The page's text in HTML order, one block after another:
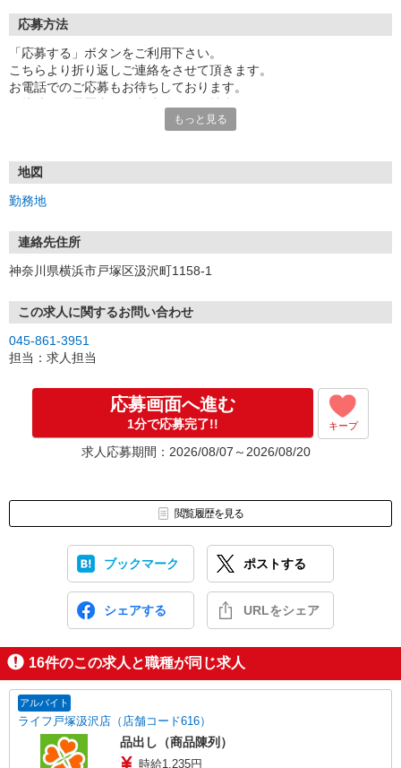
応募方法
「応募する」ボタンをご利用下さい。
こちらより折り返しご連絡をさせて頂きます。
お電話でのご応募もお待ちしております。
もっと見る
地図
勤務地
連絡先住所
神奈川県横浜市戸塚区汲沢町1158-1
この求人に関するお問い合わせ
045-861-3951
担当：求人担当
応募画面へ進む
1分で応募完了!! キープ
求人応募期間：2026/08/07～2026/08/20
閲覧履歴を見る
ブックマーク ポストする
シェアする URLをシェア
16件のこの求人と職種が同じ求人
アルバイト
ライフ戸塚汲沢店（店舗コード616）
品出し（商品陳列）
時給1,235円